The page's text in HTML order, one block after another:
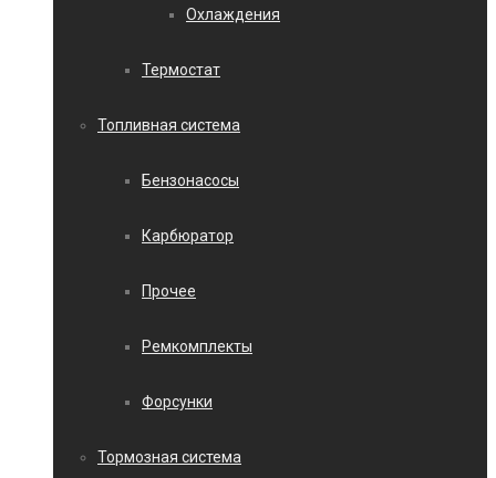
Охлаждения
Термостат
Топливная система
Бензонасосы
Карбюратор
Прочее
Ремкомплекты
Форсунки
Тормозная система